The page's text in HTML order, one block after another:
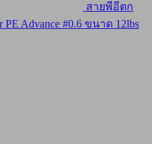
สายพีอีตก
Advance #0.6 ขนาด 12lbs